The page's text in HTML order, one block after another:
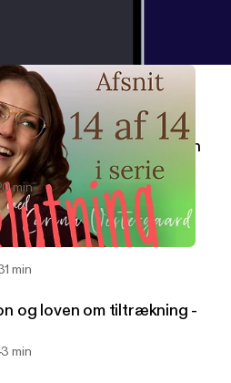
man spiritualitet i en travl hverdag
man spiritualitet i en
min
ego - Når vi tror vi er
min
og loven om tiltrækning -
min